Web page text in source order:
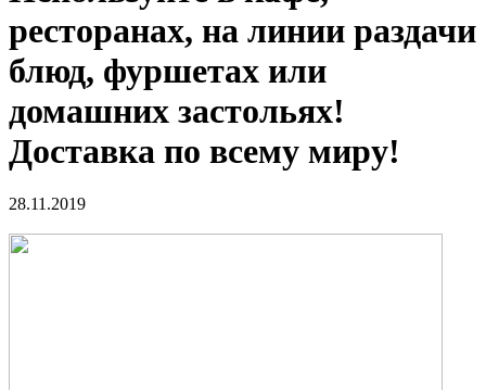
ресторанах, на линии раздачи
блюд, фуршетах или
домашних застольях!
Доставка по всему миру!
28.11.2019